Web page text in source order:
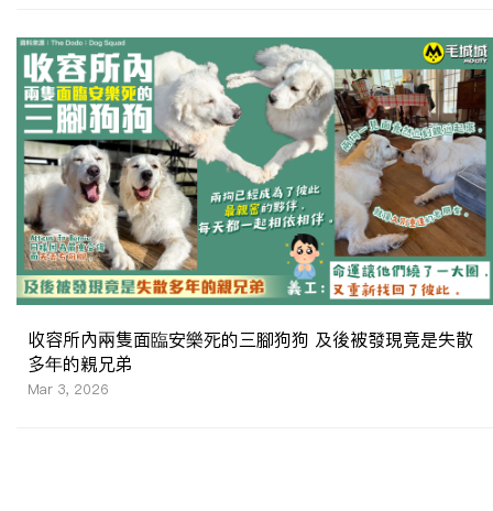
收容所內兩隻面臨安樂死的三腳狗狗 及後被發現竟是失散
多年的親兄弟
Mar 3, 2026